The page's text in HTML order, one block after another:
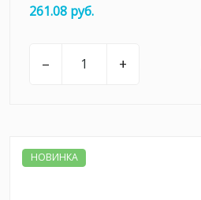
261.08 руб.
– +
НОВИНКА